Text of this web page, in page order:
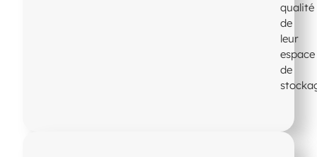
qualité
de
leur
espace
de